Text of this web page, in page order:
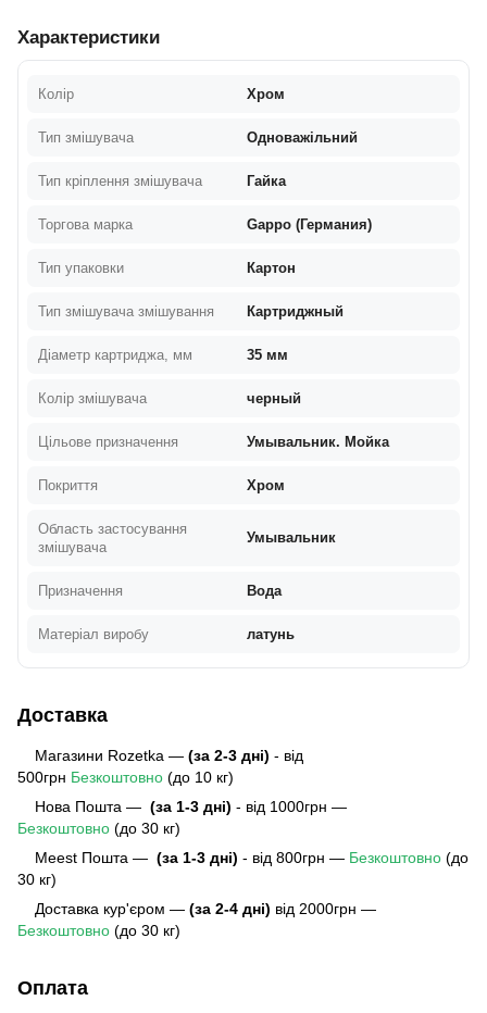
Характеристики
Колір Хром
Тип змішувача Одноважільний
Тип кріплення змішувача Гайка
Торгова марка Gappo (Германия)
Тип упаковки Картон
Тип змішувача змішування Картриджный
Діаметр картриджа, мм 35 мм
Колір змішувача черный
Цільове призначення Умывальник. Мойка
Покриття Хром
Область застосування
змішувача
Умывальник
Призначення Вода
Матеріал виробу латунь
Доставка
Магазини Rozetka — (за 2-3 дні) - від
500грн Безкоштовно (до 10 кг)
Нова Пошта — (за 1-3 дні) - від 1000грн —
Безкоштовно (до 30 кг)
Meest Пошта — (за 1-3 дні) - від 800грн — Безкоштовно (до
30 кг)
Доставка кур'єром — (за 2-4 дні) від 2000грн —
Безкоштовно (до 30 кг)
Оплата